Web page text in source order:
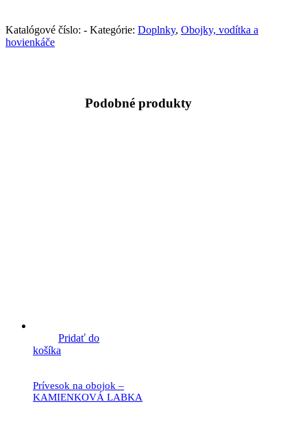
Katalógové číslo: - Kategórie: Doplnky, Obojky, vodítka a
hovienkáče
Podobné produkty
Pridať do
košíka
Prívesok na obojok –
KAMIENKOVÁ LABKA